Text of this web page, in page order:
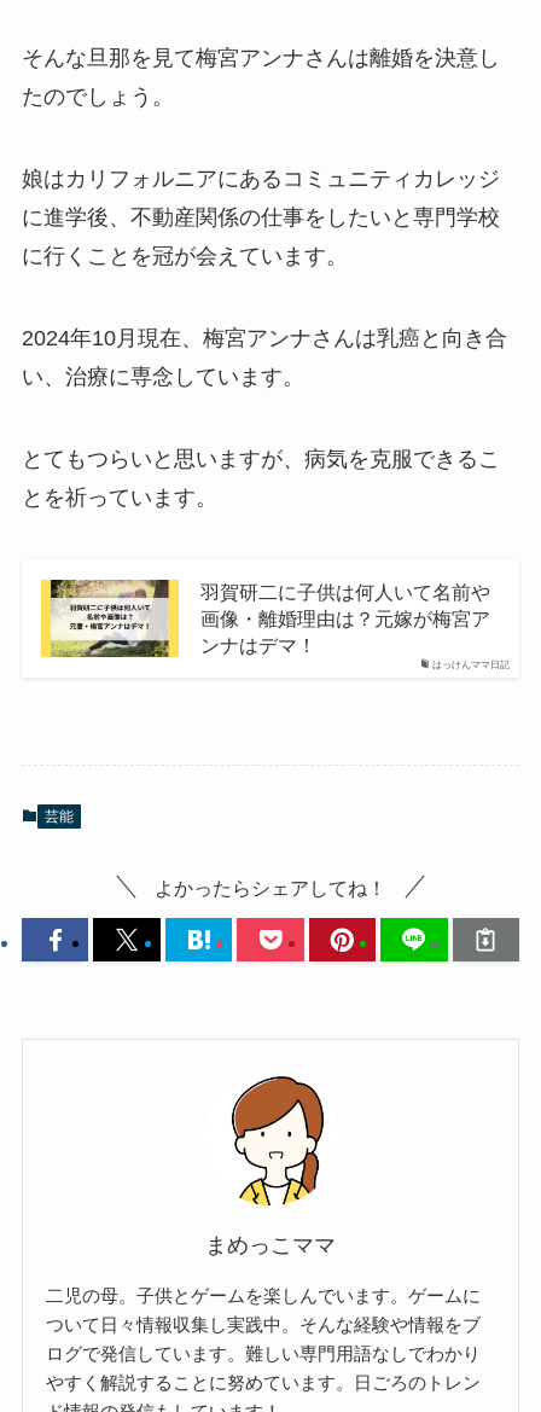
そんな旦那を見て梅宮アンナさんは離婚を決意し
たのでしょう。
娘はカリフォルニアにあるコミュニティカレッジ
に進学後、不動産関係の仕事をしたいと専門学校
に行くことを冠が会えています。
2024年10月現在、梅宮アンナさんは乳癌と向き合
い、治療に専念しています。
とてもつらいと思いますが、病気を克服できるこ
とを祈っています。
はっけんママ日記
羽賀研二に子供は何人いて名前や
画像・離婚理由は？元嫁が梅宮ア
ンナはデマ！
芸能
よかったらシェアしてね！
まめっこママ
二児の母。子供とゲームを楽しんでいます。ゲームに
ついて日々情報収集し実践中。そんな経験や情報をブ
ログで発信しています。難しい専門用語なしでわかり
やすく解説することに努めています。日ごろのトレン